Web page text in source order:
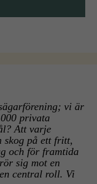
vi är
privata
Att varje
skog på ett fritt,
och för framtida
sig mot en
central roll. Vi